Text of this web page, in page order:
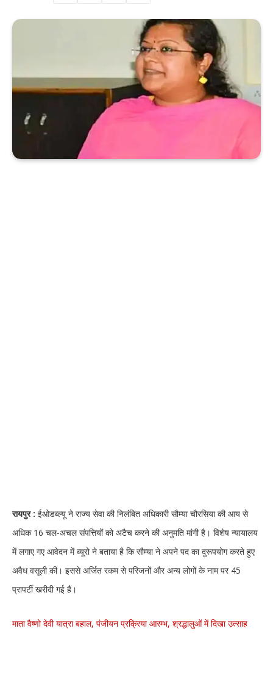
रायपुर : ईओडब्ल्यू ने राज्य सेवा की निलंबित अधिकारी सौम्या चौरसिया की आय से
अधिक 16 चल-अचल संपत्तियों को अटैच करने की अनुमति मांगी है। विशेष न्यायालय
में लगाए गए आवेदन में ब्यूरो ने बताया है कि सौम्या ने अपने पद का दुरूपयोग करते हुए
अवैध वसूली की। इससे अर्जित रकम से परिजनों और अन्य लोगों के नाम पर 45
प्रापर्टी खरीदी गई है।
माता वैष्णो देवी यात्रा बहाल, पंजीयन प्रक्रिया आरम्भ, श्रद्धालुओं में दिखा उत्साह